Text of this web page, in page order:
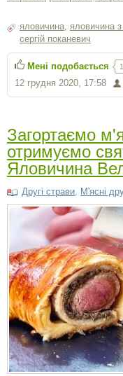
яловичина, яловичина
сергiй поканевич
12 грудня 2020, 17:58
Мені подобається 1
Загортаємо
отримуємо
Яловичина
Другі страви, М'ясні